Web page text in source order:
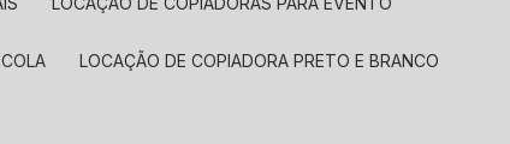
LOCAÇÃO DE COPIADORA PRETO E BRANCO